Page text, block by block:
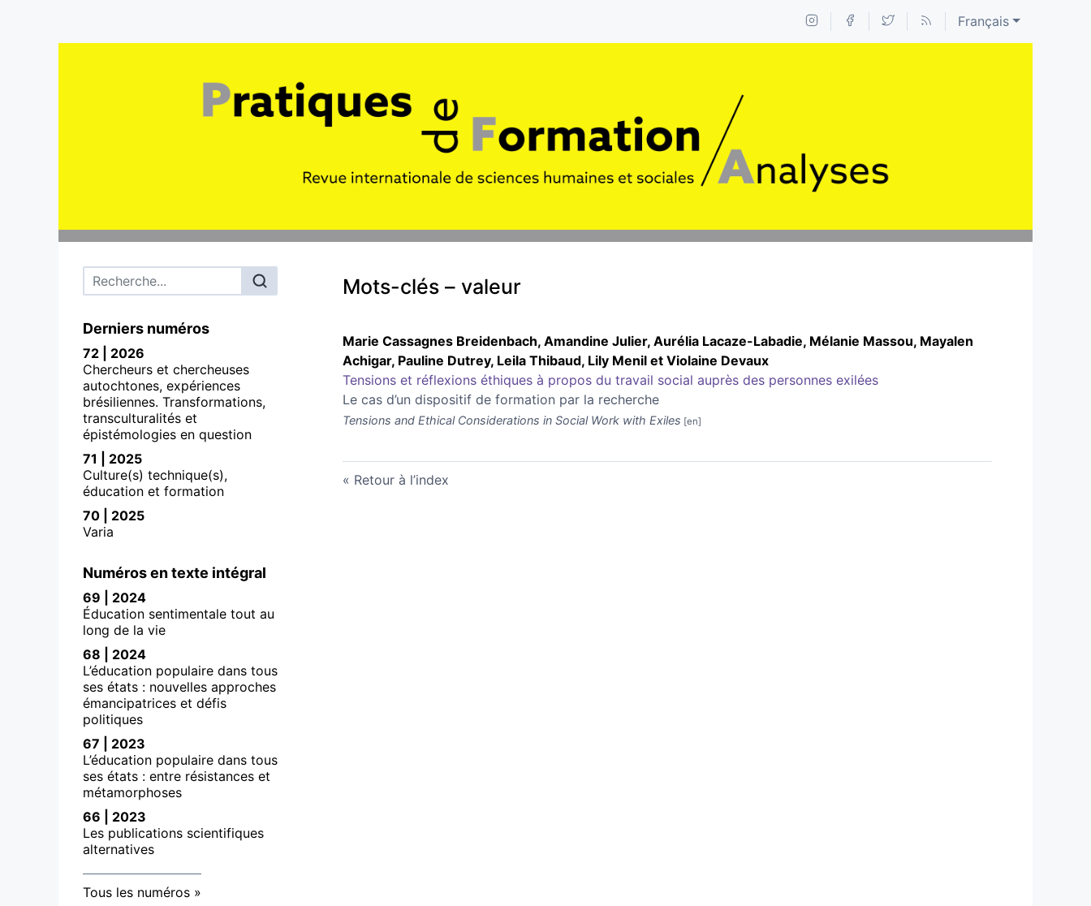
Français
Menu principal
Derniers numéros
72 | 2026
Chercheurs et chercheuses
autochtones, expériences
brésiliennes. Transformations,
transculturalités et
épistémologies en question
71 | 2025
Culture(s) technique(s),
éducation et formation
70 | 2025
Varia
Numéros en texte intégral
69 | 2024
Éducation sentimentale tout au
long de la vie
68 | 2024
L’éducation populaire dans tous
ses états : nouvelles approches
émancipatrices et défis
politiques
67 | 2023
L’éducation populaire dans tous
ses états : entre résistances et
métamorphoses
66 | 2023
Les publications scientifiques
alternatives
Tous les numéros
Mots-clés – valeur
Marie Cassagnes Breidenbach, Amandine Julier, Aurélia Lacaze-Labadie, Mélanie Massou, Mayalen
Achigar, Pauline Dutrey, Leila Thibaud, Lily Menil et Violaine Devaux
Tensions et réflexions éthiques à propos du travail social auprès des personnes exilées
Le cas d’un dispositif de formation par la recherche
Tensions and Ethical Considerations in Social Work with Exiles
Retour à l’index